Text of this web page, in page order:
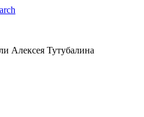
Алексея Тутубалина